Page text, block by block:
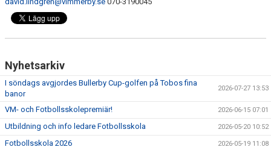
Nyhetsarkiv
I söndags avgjordes Bullerby Cup-golfen på Tobos fina
banor
2026-07-27 13:53
VM- och Fotbollsskolepremiär! 2026-06-15 07:01
Utbildning och info ledare Fotbollsskola 2026-05-20 10:52
Fotbollsskola 2026 2026-05-19 11:08